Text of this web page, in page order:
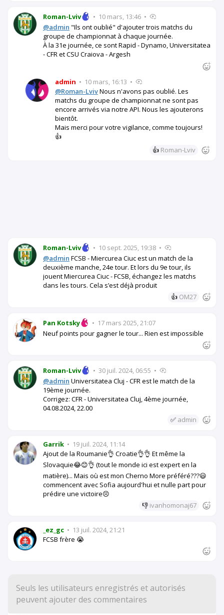
Roman-Lviv • 10 mars, 13:46 •
@admin "Ils ont oublié" d'ajouter trois matchs du
groupe de championnat à chaque journée.
À la 31e journée, ce sont Rapid - Dynamo, Universitatea
- CFR et CSU Craiova - Argesh
admin • 10 mars, 16:13 •
@Roman-LvivNous n'avons pas oublié. Les
matchs du groupe de championnat ne sont pas
encore arrivés via notre API. Nous les ajouterons
bientôt.
Mais merci pour votre vigilance, comme toujours!
👍
👍 Roman-Lviv
Roman-Lviv • 10 sept. 2025, 19:38 •
@admin FCSB - Miercurea Ciuc est un match de la
deuxième manche, 24e tour. Et lors du 9e tour, ils
jouent Miercurea Ciuc - FCSB, échangez les matchs
dans les tours. Cela s’est déjà produit
👍 OM27
Pan Kotsky • 17 mars 2025, 21:07
Neuf points pour gagner le tour... Rien est impossible
Roman-Lviv • 30 juil. 2024, 06:55 •
@admin Universitatea Cluj - CFR est le match de la
19ème journée.
Corrigez: CFR - Universitatea Cluj, 4ème journée,
04.08.2024, 22.00
✅ admin
Garrik • 19 juil. 2024, 11:14
Ajout de la Roumanie👌 Croatie👌👌 Et même la
Slovaquie😂😊👌 (tout le monde ici est expert en la
matière)... Mais où est mon Cherno More préféré???😃
commencent avec Sofia aujourd'hui et nulle part pour
prédire une victoire😣
👎 ivanhomonaj67
_ez_gc • 13 juil. 2024, 21:21
FCSB frère 😭